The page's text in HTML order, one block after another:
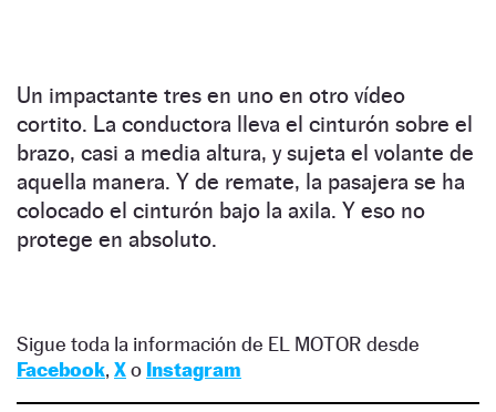
Un impactante tres en uno en otro vídeo
cortito. La conductora lleva el cinturón sobre el
brazo, casi a media altura, y sujeta el volante de
aquella manera. Y de remate, la pasajera se ha
colocado el cinturón bajo la axila. Y eso no
protege en absoluto.
Sigue toda la información de EL MOTOR desde
Facebook, Xo Instagram